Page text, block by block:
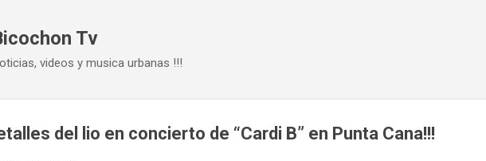
Tv
videos y musica urbanas !!!
del lio en concierto de “Cardi B” en Punta Cana!!!